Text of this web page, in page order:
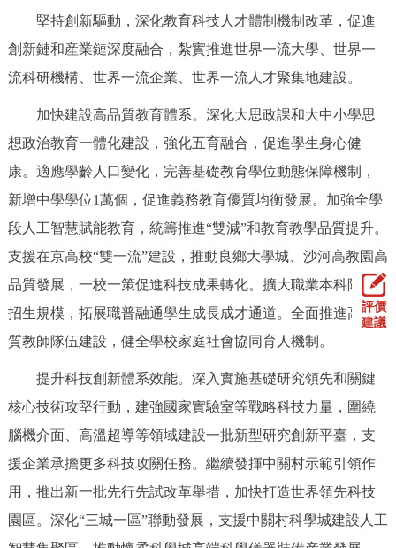
堅持創新驅動，深化教育科技人才體制機制改革，促進
創新鏈和産業鏈深度融合，紮實推進世界一流大學、世界一
流科研機構、世界一流企業、世界一流人才聚集地建設。
加快建設高品質教育體系。深化大思政課和大中小學思
想政治教育一體化建設，強化五育融合，促進學生身心健
康。適應學齡人口變化，完善基礎教育學位動態保障機制，
新增中學學位1萬個，促進義務教育優質均衡發展。加強全學
段人工智慧賦能教育，統籌推進“雙減”和教育教學品質提升。
支援在京高校“雙一流”建設，推動良鄉大學城、沙河高教園高
品質發展，一校一策促進科技成果轉化。擴大職業本科院校
招生規模，拓展職普融通學生成長成才通道。全面推進高素
質教師隊伍建設，健全學校家庭社會協同育人機制。
提升科技創新體系效能。深入實施基礎研究領先和關鍵
核心技術攻堅行動，建強國家實驗室等戰略科技力量，圍繞
腦機介面、高溫超導等領域建設一批新型研究創新平臺，支
援企業承擔更多科技攻關任務。繼續發揮中關村示範引領作
用，推出新一批先行先試改革舉措，加快打造世界領先科技
園區。深化“三城一區”聯動發展，支援中關村科學城建設人工
評價
建議